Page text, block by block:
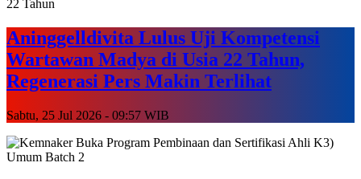
Aninggelldivita Lulus Uji Kompetensi
Wartawan Madya di Usia 22 Tahun,
Regenerasi Pers Makin Terlihat
Sabtu, 25 Jul 2026 - 09:57 WIB